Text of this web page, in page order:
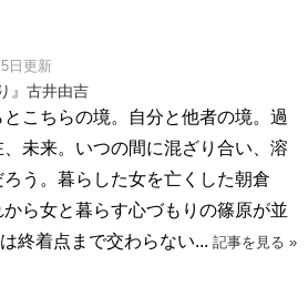
日更新
』古井由吉
こちらの境。自分と他者の境。過
未来。いつの間に混ざり合い、溶
ろう。暮らした女を亡くした朝倉
から女と暮らす心づもりの篠原が並
終着点まで交わらない... 記事を見る »